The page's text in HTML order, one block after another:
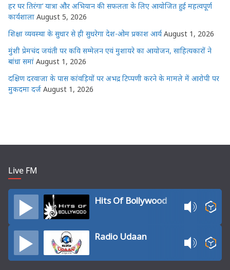
हर घर तिरंगा’ यात्रा और अभियान की सफलता के लिए आयोजित हुई महत्वपूर्ण
कार्यशाला August 5, 2026
शिक्षा व्यवस्था के सुधार से ही सुधरेगा देश-ओम प्रकाश आर्य August 1, 2026
मुंशी प्रेमचंद जयंती पर कवि सम्मेलन एवं मुशायरे का आयोजन, साहित्यकारों ने
बांधा समां August 1, 2026
दक्षिण दरवाजा के पास कांवड़ियों पर अभद्र टिप्पणी करने के मामले में आरोपी पर
मुकदमा दर्ज August 1, 2026
Live FM
Hits Of Bollywood
Radio Udaan